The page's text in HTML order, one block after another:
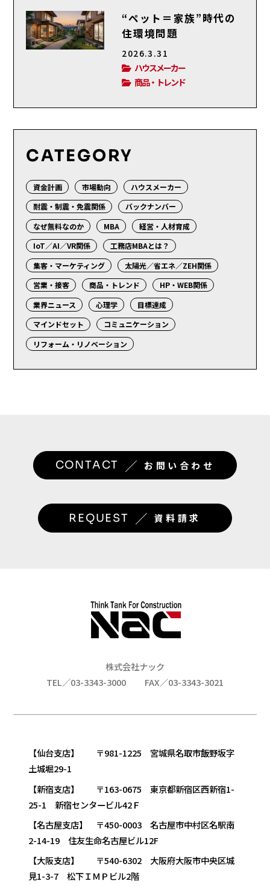
“ペット＝家族”時代の
住環境問題
2026.3.31
ハウスメーカー
商品・トレンド
CATEGORY
資金計画 市場動向
ハウスメーカー
耐震・制震・免震関係
バックナンバー
なぜ無料なのか
MBA
経営・人材育成
IoT／AI／VR関係
工務店MBAとは？
集客・マーケティング
太陽光／省エネ／ZEH関係
営業・接客
商品・トレンド
HP・WEB関係
業界ニュース
心理学
目標達成
マインドセット
コミュニケーション
リフォーム・リノベーション
CONTACT ／ お問い合わせ
REQUEST ／ 資料請求
株式会社ナック
TEL／03-3343-3000
FAX／03-3343-3021
【仙台支店】 〒981-1225 宮城県名取市飯野坂字
土城堀29-1
【新宿支店】 〒163-0675 東京都新宿区西新宿1-
25-1 新宿センタービル42Ｆ
【名古屋支店】 〒450-0003 名古屋市中村区名駅南
2-14-19 住友生命名古屋ビル12F
【大阪支店】 〒540-6302 大阪府大阪市中央区城
見1-3-7 松下ＩＭＰビル2階